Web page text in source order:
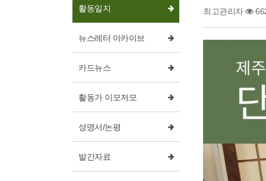
활동일지
뉴스레터 아카이브
카드뉴스
활동가 이모저모
성명서/논평
발간자료
최고관리자